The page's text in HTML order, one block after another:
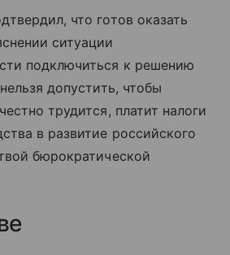
что готов оказать
ситуации
подключиться к решению
допустить, чтобы
трудится, платит налоги
в развитие российского
бюрократической